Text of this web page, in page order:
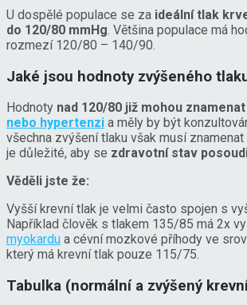
U dospělé populace se za ideální tlak
do 120/80 mmHg. Většina populace má
rozmezí 120/80 – 140/90.
Jaké jsou hodnoty zvýšeného
Hodnoty nad 120/80 již mohou znamenat
nebo hypertenzi a měly by být
všechna zvýšení tlaku však musí
je důležité, aby se zdravotní stav
Věděli jste že:
Vyšší krevní tlak je velmi často spojen s
Například člověk s tlakem 135/85 má 2x
myokardu a cévní mozkové příhody ve
který má krevní tlak pouze 115/75.
Tabulka (normální a zvýšený